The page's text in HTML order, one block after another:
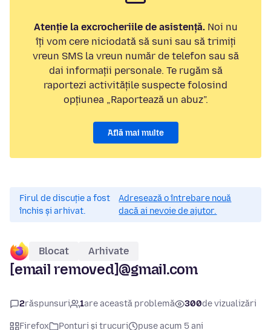
Atenție la excrocheriile de asistență.Noi nu
îți vom cere niciodată să suni sau să trimiți
vreun SMS la vreun număr de telefon sau să
dai informații personale. Te rugăm să
raportezi activitățile suspecte folosind
opțiunea „Raportează un abuz”.
Află mai multe
Firul de discuție a fost
închis și arhivat.
Adresează o întrebare nouă
dacă ai nevoie de ajutor.
Blocat Arhivate
[email removed]@gmail.com
2răspunsuri 1are această problemă 300de vizualizări
Firefox Ponturi și trucuri
puse acum 5 ani